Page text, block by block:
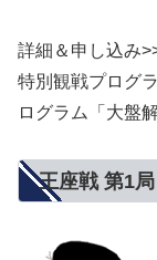
詳細＆申し込み
特別観戦プログ
ログラム「大盤
王座戦 第1